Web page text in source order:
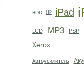
HDD HP iPad
LCD MP3 PSP
Xerox
Автоусилитель